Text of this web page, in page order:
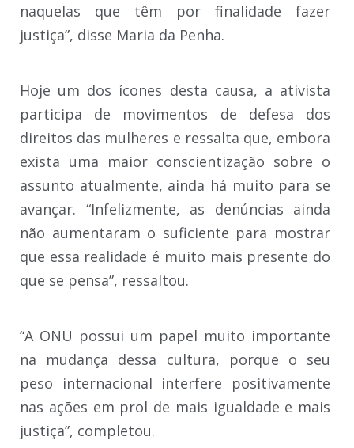
naquelas que têm por finalidade fazer
justiça”, disse Maria da Penha.
Hoje um dos ícones desta causa, a ativista
participa de movimentos de defesa dos
direitos das mulheres e ressalta que, embora
exista uma maior conscientização sobre o
assunto atualmente, ainda há muito para se
avançar. “Infelizmente, as denúncias ainda
não aumentaram o suficiente para mostrar
que essa realidade é muito mais presente do
que se pensa”, ressaltou.
“A ONU possui um papel muito importante
na mudança dessa cultura, porque o seu
peso internacional interfere positivamente
nas ações em prol de mais igualdade e mais
justiça”, completou.